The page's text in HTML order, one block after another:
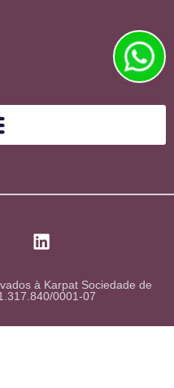
à Karpat Sociedade de
0001-07